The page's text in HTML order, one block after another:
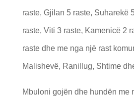
raste, Gjilan 5 raste, Suharekë
raste, Viti 3 raste, Kamenicë 2
raste dhe me nga një rast
Malishevë, Ranillug, Shtime
Mbuloni gojën dhe hundën me